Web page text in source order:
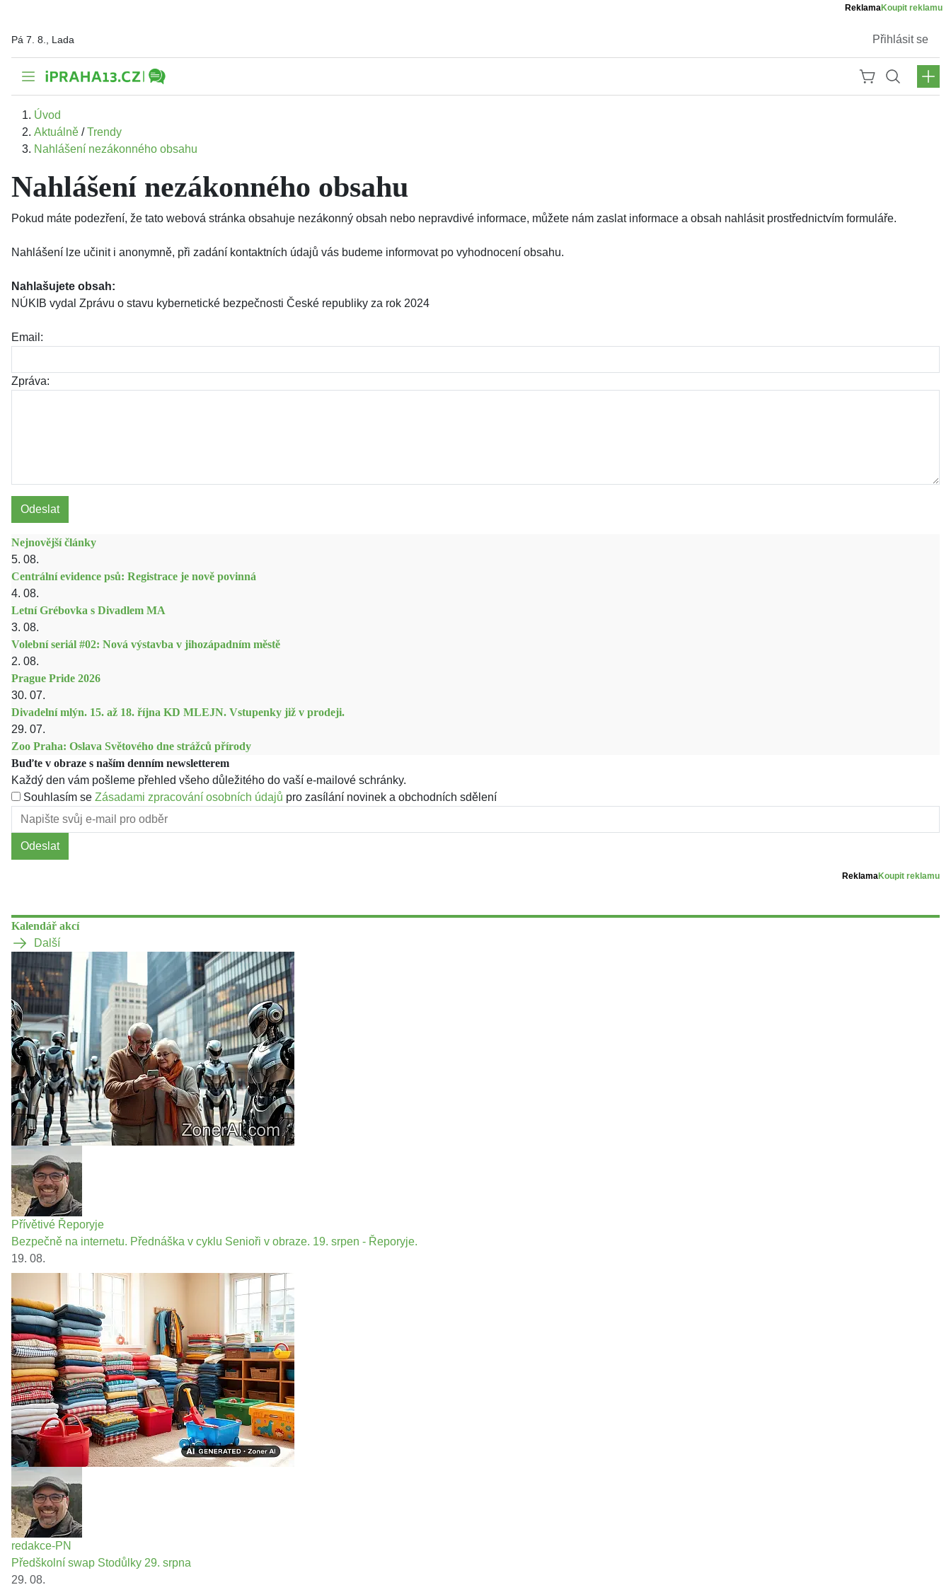
ReklamaKoupit reklamu
Pá 7. 8., Lada Přihlásit se
Úvod
Aktuálně /Trendy
Nahlášení nezákonného obsahu
Nahlášení nezákonného obsahu
Pokud máte podezření, že tato webová stránka obsahuje nezákonný obsah nebo nepravdivé informace, můžete nám zaslat informace a obsah nahlásit prostřednictvím formuláře.
Nahlášení lze učinit i anonymně, při zadání kontaktních údajů vás budeme informovat po vyhodnocení obsahu.
Nahlašujete obsah:
NÚKIB vydal Zprávu o stavu kybernetické bezpečnosti České republiky za rok 2024
Email:
Zpráva:
Odeslat
Nejnovější články
5. 08.
Centrální evidence psů: Registrace je nově povinná
4. 08.
Letní Grébovka s Divadlem MA
3. 08.
Volební seriál #02: Nová výstavba v jihozápadním městě
2. 08.
Prague Pride 2026
30. 07.
Divadelní mlýn. 15. až 18. října KD MLEJN. Vstupenky již v prodeji.
29. 07.
Zoo Praha: Oslava Světového dne strážců přírody
Buďte v obraze s naším denním newsletterem
Každý den vám pošleme přehled všeho důležitého do vaší e-mailové schránky.
Souhlasím se Zásadami zpracování osobních údajů pro zasílání novinek a obchodních sdělení
Odeslat
ReklamaKoupit reklamu
Kalendář akcí
Další
Přívětivé Řeporyje
Bezpečně na internetu. Přednáška v cyklu Senioři v obraze. 19. srpen - Řeporyje.
19. 08.
redakce-PN
Předškolní swap Stodůlky 29. srpna
29. 08.